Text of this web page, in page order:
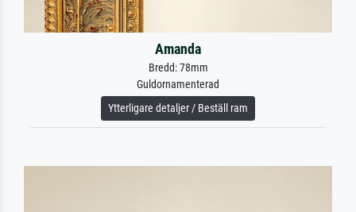
Amanda
Bredd: 78mm
Guldornamenterad
Ytterligare detaljer / Beställ ram